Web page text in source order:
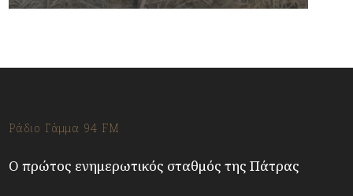
Ράδιο Γάμμα 94 FM
Ο πρώτος ενημερωτικός σταθμός της Πάτρας